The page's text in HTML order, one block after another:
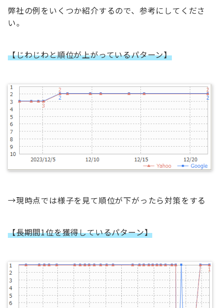
弊社の例をいくつか紹介するので、参考にしてくださ
い。
【じわじわと順位が上がっているパターン】
→現時点では様子を見て順位が下がったら対策をする
【長期間1位を獲得しているパターン】